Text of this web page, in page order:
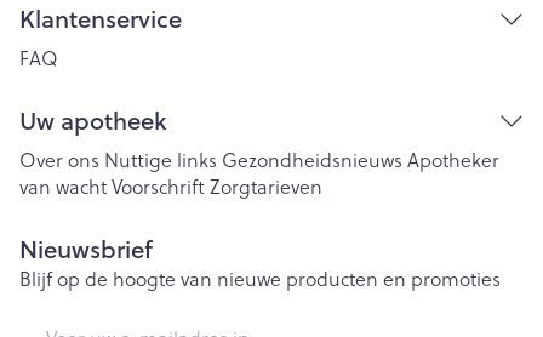
Klantenservice
FAQ
Uw apotheek
Over ons Nuttige links Gezondheidsnieuws Apotheker
van wachtVoorschriftZorgtarieven
Nieuwsbrief
Blijf op de hoogte van nieuwe producten en promoties